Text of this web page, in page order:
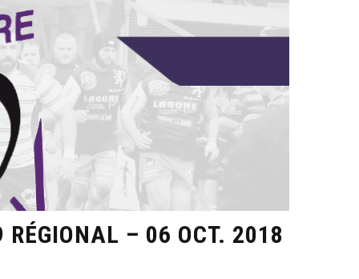
– 06 OCT. 2018